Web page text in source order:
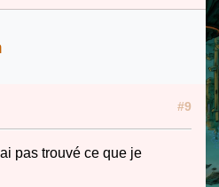
#9
pas trouvé ce que je